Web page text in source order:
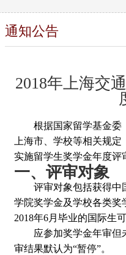
通知公告
2018年上海交
根据国家留学基金委
上海市、学校等相关规定
实施留学生奖学金年度
一、评审对象
评审对象包括获得中
学院奖学金及学校各类奖
2018年6月毕业的国际生
应参加奖学金年审但
审结果默认为“暂停”。